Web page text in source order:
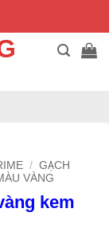
/ GẠCH
VÀNG
kem